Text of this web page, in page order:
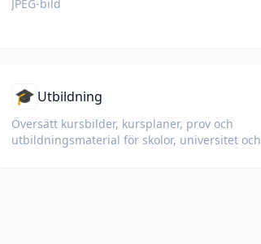
JPEG-bild
🎓 Utbildning
Översätt kursbilder, kursplaner, prov och
utbildningsmaterial för skolor, universitet och